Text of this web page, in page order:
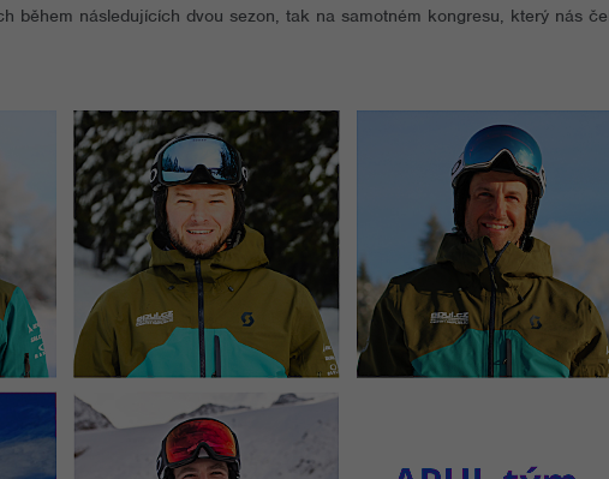
během následujících dvou sezon, tak na samotném kongresu, který nás